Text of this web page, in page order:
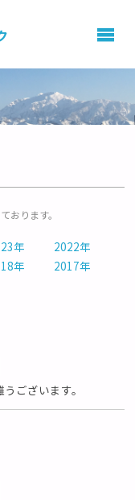
おります。
年
2022年
年 2017年
ございます。